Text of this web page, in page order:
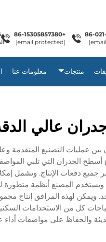
+86-15305857380
[email protected]
معلومات عنا منتجات
عالي
عمليات التصنيع المتقدمة
الجدران التي تلبي
ويستخدم المصنع أنظمة
ويمكن لهذه المرافق إنتاج
كل من الاستخدامات
والحفاظ على مواصفات أداء